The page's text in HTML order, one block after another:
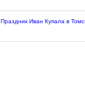
Праздник Иван Купала в